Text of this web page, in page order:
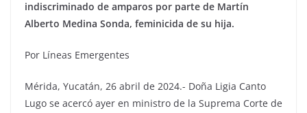
indiscriminado de amparos por parte de Martín
Alberto Medina Sonda, feminicida de su hija.
Por Líneas Emergentes
Mérida, Yucatán, 26 abril de 2024.- Doña Ligia Canto
Lugo se acercó ayer en ministro de la Suprema Corte de